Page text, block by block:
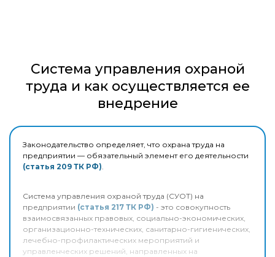
Система управления охраной
труда и как осуществляется ее
внедрение
Законодательство определяет, что охрана труда на
предприятии — обязательный элемент его деятельности
(статья 209 ТК РФ).
Система управления охраной труда (СУОТ) на
предприятии (статья 217 ТК РФ) - это совокупность
взаимосвязанных правовых, социально-экономических,
организационно-технических, санитарно-гигиенических,
лечебно-профилактических мероприятий и
управленческих решений, направленных на